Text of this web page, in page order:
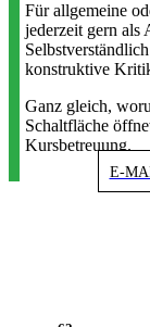
Für allgemeine
jederzeit gern als
konstruktive
Ganz gleich,
Schaltfläche
Kursbetreuung.
E-